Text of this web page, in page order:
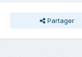
Partager